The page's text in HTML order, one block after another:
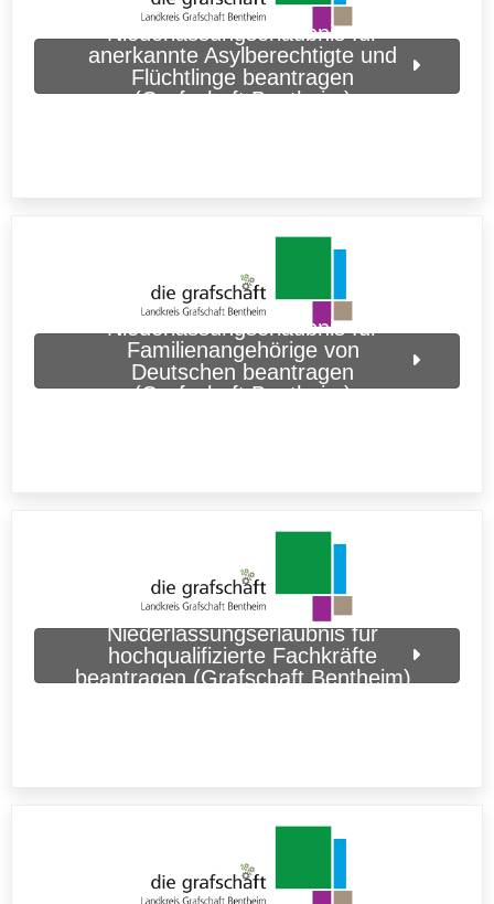
Niederlassungserlaubnis für
anerkannte Asylberechtigte und
Flüchtlinge beantragen
(Grafschaft Bentheim)
Niederlassungserlaubnis für
Familienangehörige von
Deutschen beantragen
(Grafschaft Bentheim)
Niederlassungserlaubnis für
hochqualifizierte Fachkräfte
beantragen (Grafschaft Bentheim)